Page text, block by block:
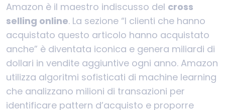
Amazon è il maestro indiscusso del cross
selling online. La sezione “I clienti che hanno
acquistato questo articolo hanno acquistato
anche” è diventata iconica e genera miliardi di
dollari in vendite aggiuntive ogni anno. Amazon
utilizza algoritmi sofisticati di machine learning
che analizzano milioni di transazioni per
identificare pattern d’acquisto e proporre